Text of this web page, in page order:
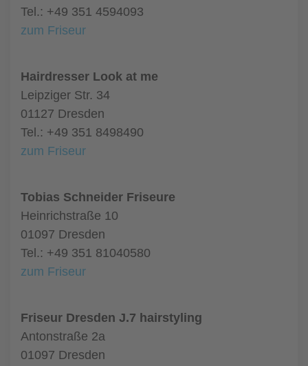
Tel.: +49 351 4594093
zum Friseur
Hairdresser Look at me
Leipziger Str. 34
01127 Dresden
Tel.: +49 351 8498490
zum Friseur
Tobias Schneider Friseure
Heinrichstraße 10
01097 Dresden
Tel.: +49 351 81040580
zum Friseur
Friseur Dresden J.7 hairstyling
Antonstraße 2a
01097 Dresden